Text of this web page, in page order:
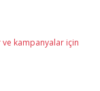
kampanyalar için